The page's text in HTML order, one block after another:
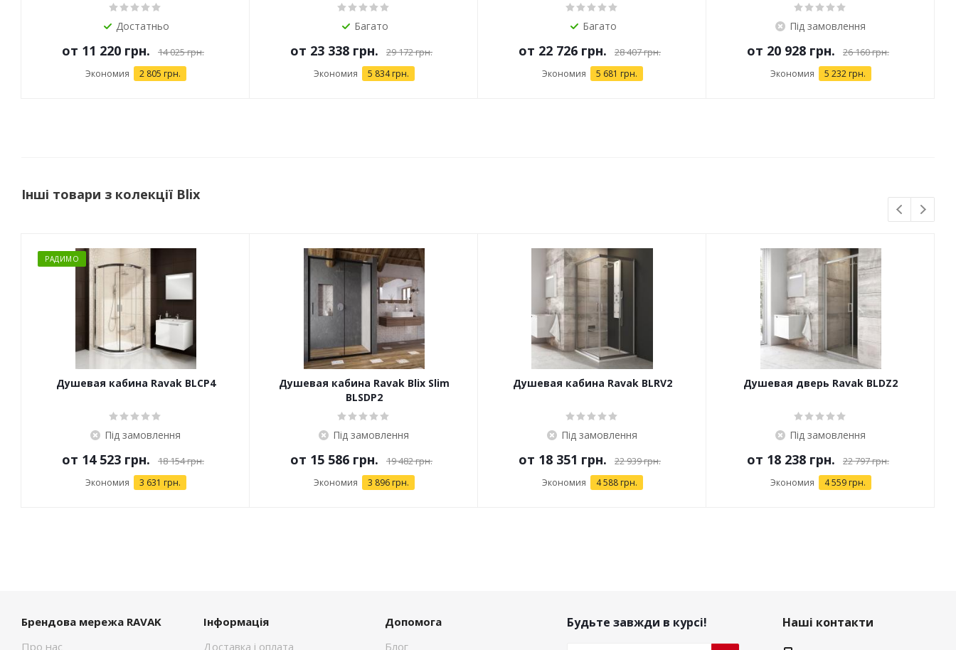
Достатньо
от 11 220 грн. 14 025 грн.
Экономия 2 805 грн.
Багато
от 23 338 грн. 29 172 грн.
Экономия 5 834 грн.
Багато
от 22 726 грн. 28 407 грн.
Экономия 5 681 грн.
Під замовлення
от 20 928 грн. 26 160 грн.
Экономия 5 232 грн.
Інші товари з колекції Blix
РАДИМО
Душевая кабина Ravak BLCP4
Під замовлення
от 14 523 грн. 18 154 грн.
Экономия 3 631 грн.
Душевая кабина Ravak Blix Slim
BLSDP2
Під замовлення
от 15 586 грн. 19 482 грн.
Экономия 3 896 грн.
Душевая кабина Ravak BLRV2
Під замовлення
от 18 351 грн. 22 939 грн.
Экономия 4 588 грн.
Душевая дверь Ravak BLDZ2
Під замовлення
от 18 238 грн. 22 797 грн.
Экономия 4 559 грн.
Брендова мережа RAVAK
Про нас
Інформація
Доставка і оплата
Допомога
Блог
Будьте завжди в курсі! Наші контакти